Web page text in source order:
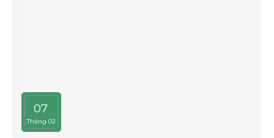
07
Tháng 02